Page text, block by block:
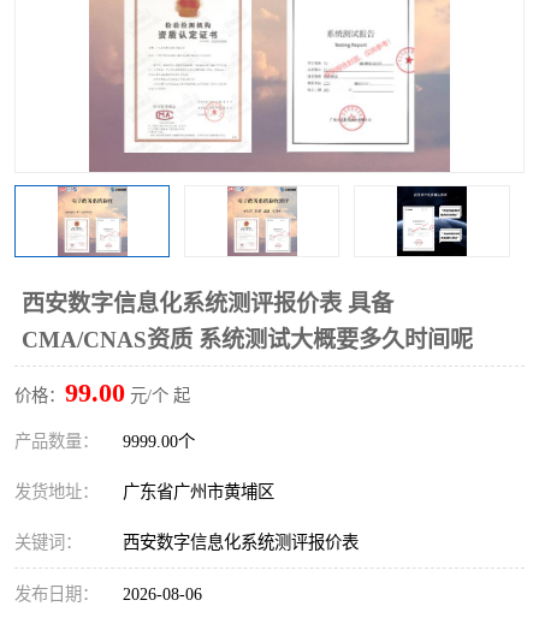
西安数字信息化系统测评报价表 具备
CMA/CNAS资质 系统测试大概要多久时间呢
价格： 99.00 元/个 起
产品数量： 9999.00个
发货地址： 广东省广州市黄埔区
关键词： 西安数字信息化系统测评报价表
发布日期： 2026-08-06